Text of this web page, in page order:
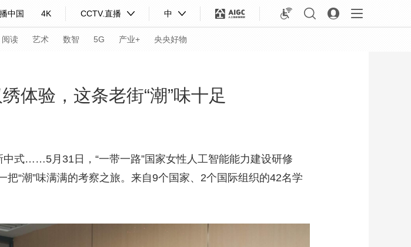
中国 4K CCTV.直播 中
阅读 艺术 数智 5G 产业+ 央央好物
网评 光华锐评 锋面
全景新闻
二次
国足 综合体育 亚冬会
体验，这条老街“潮”味十足
式……5月31日，“一带一路”国家女性人工智能能力建设研修
“潮”味满满的考察之旅。来自9个国家、2个国际组织的42名学